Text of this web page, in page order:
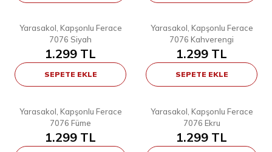
YENI
Yarasakol, Kapşonlu Ferace
7076 Siyah
1.299 TL
SEPETE EKLE
YENI
Yarasakol, Kapşonlu Ferace
7076 Kahverengi
1.299 TL
SEPETE EKLE
YENI
Yarasakol, Kapşonlu Ferace
7076 Füme
1.299 TL
YENI
Yarasakol, Kapşonlu Ferace
7076 Ekru
1.299 TL